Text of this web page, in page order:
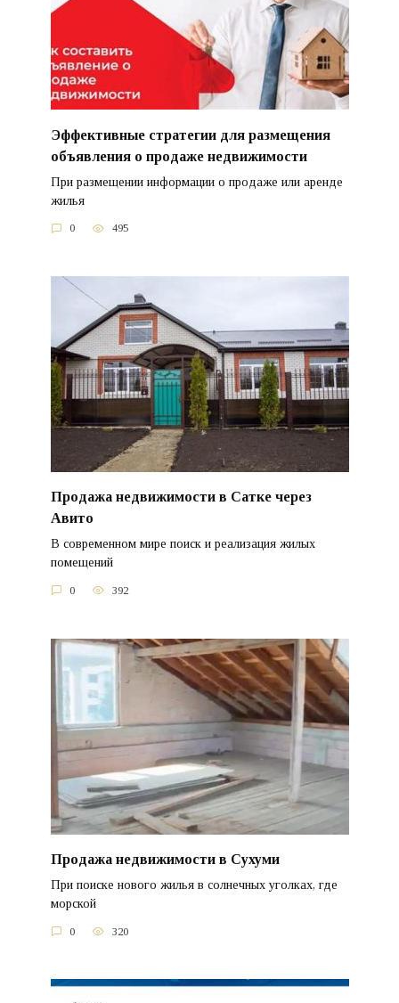
Эффективные стратегии для размещения
объявления о продаже недвижимости
При размещении информации о продаже или аренде
жилья
0 495
Продажа недвижимости в Сатке через
Авито
В современном мире поиск и реализация жилых
помещений
0 392
Продажа недвижимости в Сухуми
При поиске нового жилья в солнечных уголках, где
морской
0 320